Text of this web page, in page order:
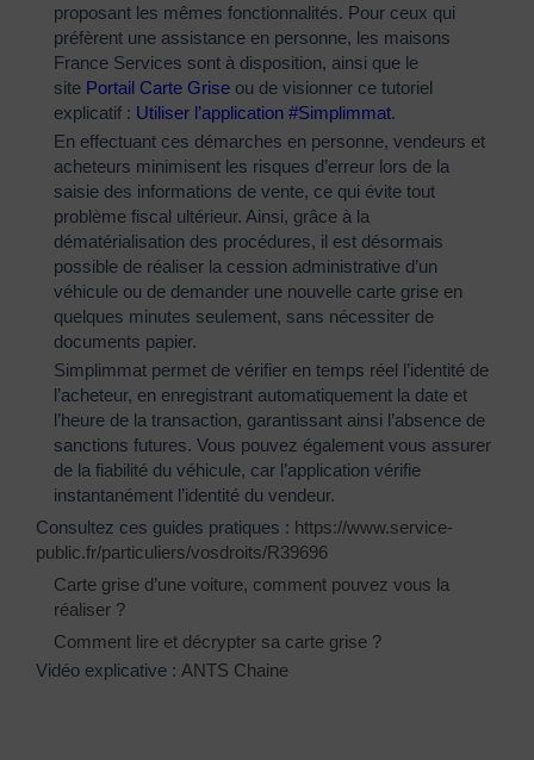
proposant les mêmes fonctionnalités. Pour ceux qui
préfèrent une assistance en personne, les maisons
France Services sont à disposition, ainsi que le
site Portail Carte Grise ou de visionner ce tutoriel
explicatif : Utiliser l’application #Simplimmat.
En effectuant ces démarches en personne, vendeurs et
acheteurs minimisent les risques d’erreur lors de la
saisie des informations de vente, ce qui évite tout
problème fiscal ultérieur. Ainsi, grâce à la
dématérialisation des procédures, il est désormais
possible de réaliser la cession administrative d’un
véhicule ou de demander une nouvelle carte grise en
quelques minutes seulement, sans nécessiter de
documents papier.
Simplimmat permet de vérifier en temps réel l’identité de
l’acheteur, en enregistrant automatiquement la date et
l’heure de la transaction, garantissant ainsi l’absence de
sanctions futures. Vous pouvez également vous assurer
de la fiabilité du véhicule, car l’application vérifie
instantanément l’identité du vendeur.
Consultez ces guides pratiques : https://www.service-
public.fr/particuliers/vosdroits/R39696
Carte grise d’une voiture, comment pouvez vous la
réaliser ?
Comment lire et décrypter sa carte grise ?
Vidéo explicative : ANTS Chaine